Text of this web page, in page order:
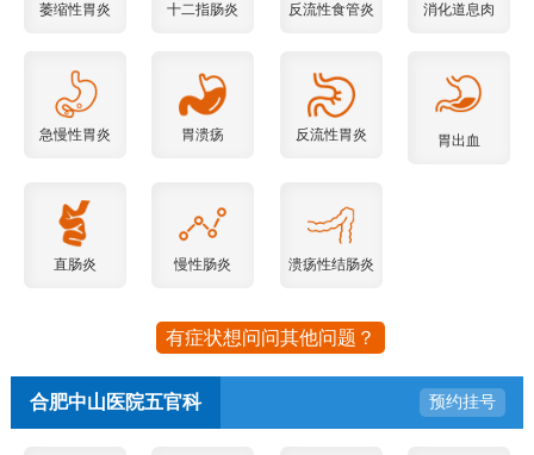
萎缩性胃炎 十二指肠炎 反流性食管炎 消化道息肉
急慢性胃炎 胃溃疡 反流性胃炎 胃出血
直肠炎 慢性肠炎 溃疡性结肠炎
有症状想问问其他问题？
合肥中山医院五官科 预约挂号